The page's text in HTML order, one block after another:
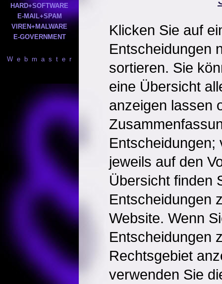
HARD+SOFTWARE
E-MAIL+SPAM
VIREN+MALWARE
E-GOVERNMENT
W e b m a s t e r
Klicken Sie auf
Entscheidungen
sortieren. Sie
eine Übersicht
anzeigen lassen
Entscheidungen;
jeweils auf den
Übersicht finden
Entscheidungen
Website. Wenn
Entscheidungen
Rechtsgebiet
verwenden Sie